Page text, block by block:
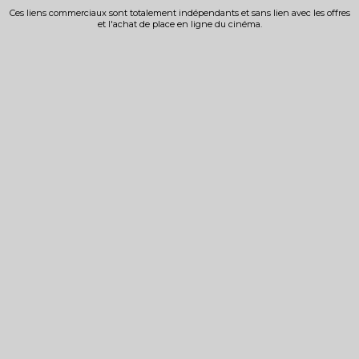
Ces liens commerciaux sont totalement indépendants et sans lien avec les offres
et l'achat de place en ligne du cinéma.